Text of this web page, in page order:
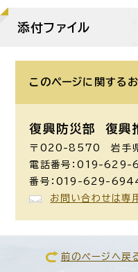
添付ファイル
このページに関する
復興防災部 復興
〒020-8570 岩手県
電話番号：019-629-
番号：019-629-
お問い合わせは専
前のページへ戻